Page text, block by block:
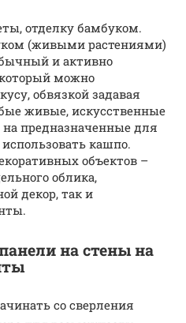
отделку бамбуком.
(живыми растениями)
и активно
можно
обвязкой задавая
живые, искусственные
предназначенные для
кашпо.
объектов –
облика,
декор, так и
на стены на
со сверления